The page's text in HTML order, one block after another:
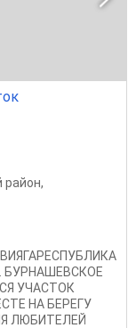
район,
БУРНАШЕВСКОЕ
УЧАСТОК
НА БЕРЕГУ
ЛЮБИТЕЛЕЙ